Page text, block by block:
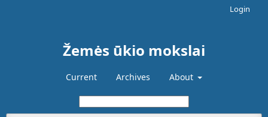
Žemės ūkio mokslai
Current Archives About
Login